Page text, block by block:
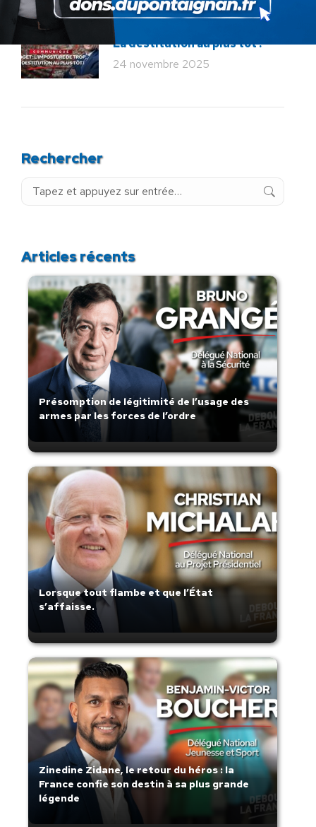
Budget : l’imposture de trop.
La destitution au plus tôt !
24 novembre 2025
Rechercher
Recherche
Articles récents
Présomption de légitimité de l’usage des
armes par les forces de l’ordre
Lorsque tout flambe et que l’État
s’affaisse.
Zinedine Zidane, le retour du héros : la
France confie son destin à sa plus grande
légende